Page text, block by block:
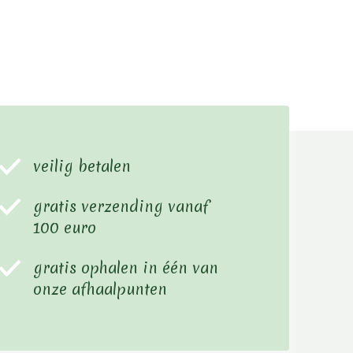
veilig betalen
gratis verzending vanaf
100 euro
gratis ophalen in één van
onze afhaalpunten